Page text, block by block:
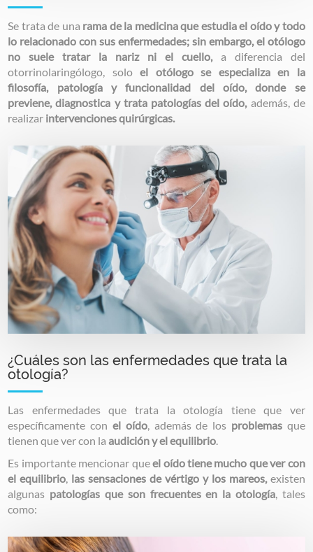
Se trata de una rama de la medicina que estudia el oído y todo
lo relacionado con sus enfermedades; sin embargo, el otólogo
no suele tratar la nariz ni el cuello,a diferencia del
otorrinolaringólogo, soloel otólogo se especializa en la
filosofía, patología y funcionalidad del oído, donde se
previene, diagnostica y trata patologías del oído,además, de
realizar intervenciones quirúrgicas.
Image
¿Cuáles son las enfermedades que trata la
otología?
Las enfermedades que trata la otología tiene que ver
específicamente con el oído, además de los problemas que
tienen que vercon la audición y el equilibrio.
Es importante mencionar queel oído tiene mucho que ver con
el equilibrio, las sensaciones de vértigo y los mareos, existen
algunas patologías que son frecuentes en la otología, tales
como: